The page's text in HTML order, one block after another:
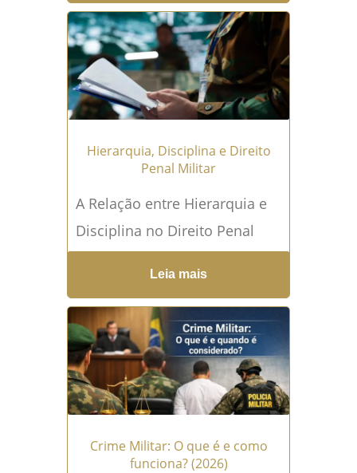
grave do dever funcional de
militares...Leia mais →
Hierarquia, Disciplina e Direito
Penal Militar
A Relação entre Hierarquia e
Disciplina no Direito Penal
Militar O Direito Penal Militar
possui características próprias
que refletem as exigências e...
Leia mais →
Leia mais
Crime Militar: O que é e como
funciona? (2026)